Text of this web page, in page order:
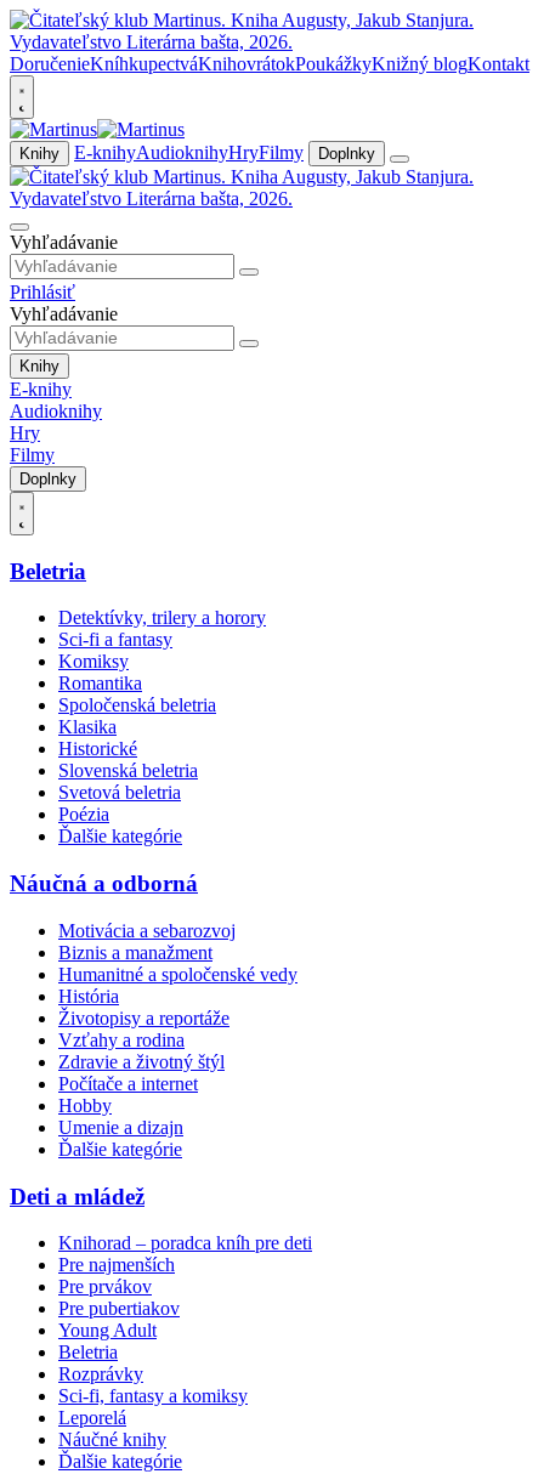
DoručenieKníhkupectváKnihovrátokPoukážkyKnižný blogKontakt
Knihy E-knihyAudioknihyHryFilmy Doplnky
Vyhľadávanie
Prihlásiť
Vyhľadávanie
Knihy
E-knihy
Audioknihy
Hry
Filmy
Doplnky
Beletria
Detektívky, trilery a horory
Sci-fi a fantasy
Komiksy
Romantika
Spoločenská beletria
Klasika
Historické
Slovenská beletria
Svetová beletria
Poézia
Ďalšie kategórie
Náučná a odborná
Motivácia a sebarozvoj
Biznis a manažment
Humanitné a spoločenské vedy
História
Životopisy a reportáže
Vzťahy a rodina
Zdravie a životný štýl
Počítače a internet
Hobby
Umenie a dizajn
Ďalšie kategórie
Deti a mládež
Knihorad – poradca kníh pre deti
Pre najmenších
Pre prvákov
Pre pubertiakov
Young Adult
Beletria
Rozprávky
Sci-fi, fantasy a komiksy
Leporelá
Náučné knihy
Ďalšie kategórie